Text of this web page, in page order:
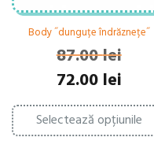
Body ˝dunguțe îndrăznețe˝
87.00lei
Prețul
inițial
a
fost:
87.00 lei.
72.00 leiPrețul
curent
este:
72.00 lei.
Selectează opțiunile